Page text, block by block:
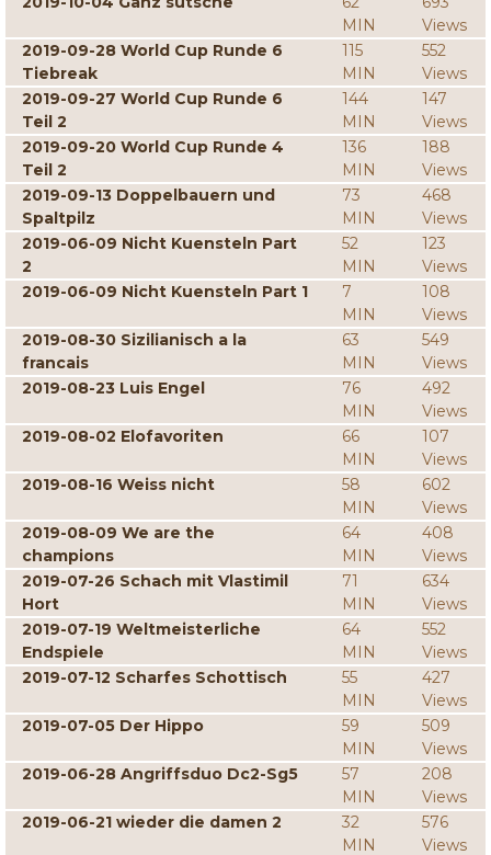
MIN
Views
2019-09-28 World Cup Runde 6
Tiebreak
115
MIN
552
Views
2019-09-27 World Cup Runde 6
Teil 2
144
MIN
147
Views
2019-09-20 World Cup Runde 4
Teil 2
136
MIN
188
Views
2019-09-13 Doppelbauern und
Spaltpilz
73
MIN
468
Views
2019-06-09 Nicht Kuensteln Part
2
52
MIN
123
Views
2019-06-09 Nicht Kuensteln Part 1
7
MIN
108
Views
2019-08-30 Sizilianisch a la
francais
63
MIN
549
Views
2019-08-23 Luis Engel
76
MIN
492
Views
2019-08-02 Elofavoriten
66
MIN
107
Views
2019-08-16 Weiss nicht
58
MIN
602
Views
2019-08-09 We are the
champions
64
MIN
408
Views
2019-07-26 Schach mit Vlastimil
Hort
71
MIN
634
Views
2019-07-19 Weltmeisterliche
Endspiele
64
MIN
552
Views
2019-07-12 Scharfes Schottisch
55
MIN
427
Views
2019-07-05 Der Hippo
59
MIN
509
Views
2019-06-28 Angriffsduo Dc2-Sg5
57
MIN
208
Views
2019-06-21 wieder die damen 2
32
MIN
576
Views